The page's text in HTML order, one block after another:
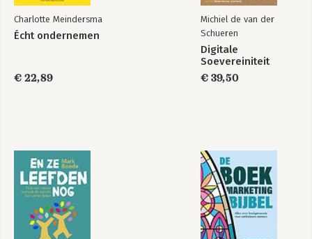
dementie
Charlotte Meindersma
Écht ondernemen
€ 22,89
Michiel de van der
Schueren
Digitale
Soevereiniteit
€ 39,50